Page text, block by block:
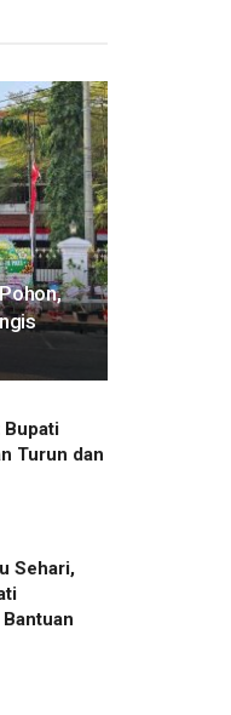
Bupati
Turun dan
Sehari,